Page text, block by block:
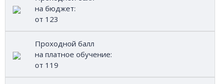
на бюджет:
от 123
Проходной балл
на платное обучение:
от 119